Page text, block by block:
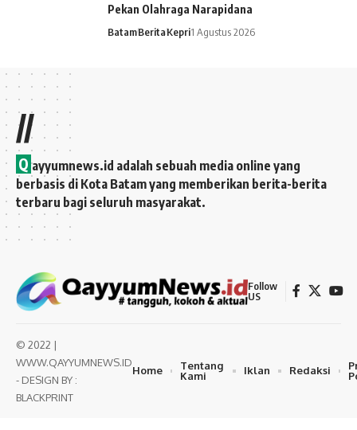
Pekan Olahraga Narapidana
BatamBeritaKepri1 Agustus 2026
//
Q ayyumnews.id adalah sebuah media online yang
berbasis di Kota Batam yang memberikan berita-berita
terbaru bagi seluruh masyarakat.
Follow
US
© 2022 |
WWW.QAYYUMNEWS.ID
- DESIGN BY :
BLACKPRINT
Home
Tentang
Kami
Iklan Redaksi